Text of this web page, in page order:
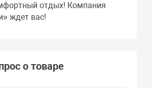
отдых! Компания
ждет вас!
о товаре